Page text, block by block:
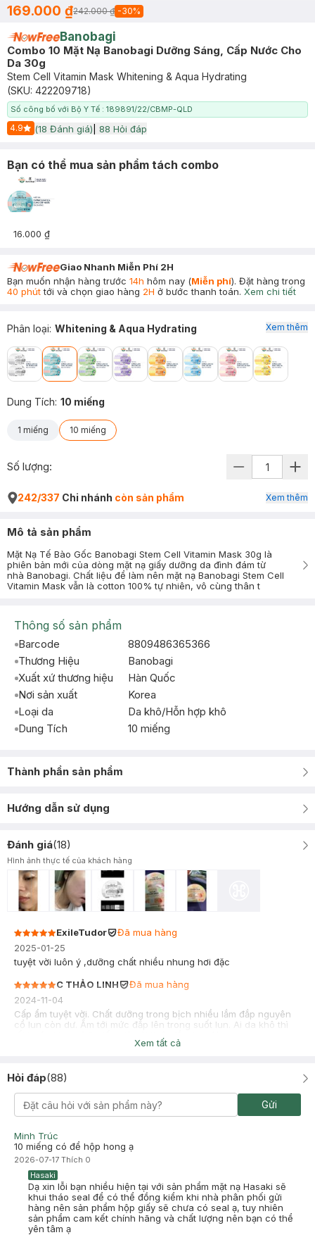
169.000 ₫242.000 ₫ -30%
Banobagi
Combo 10 Mặt Nạ Banobagi Dưỡng Sáng, Cấp Nước Cho
Da 30g
Stem Cell Vitamin Mask Whitening & Aqua Hydrating
(SKU: 422209718)
Số công bố với Bộ Y Tế : 189891/22/CBMP-QLD
4.9
Start Icon
(18 Đánh giá) 88 Hỏi đáp
Bạn có thể mua sản phẩm tách combo
16.000 ₫
Giao Nhanh Miễn Phí 2H
Bạn muốn nhận hàng trước 14h hôm nay (Miễn phí). Đặt hàng trong
40 phúttới và chọn giao hàng 2H ở bước thanh toán. Xem chi tiết
Phân loại: Whitening & Aqua Hydrating
Dung Tích: 10 miếng
1 miếng 10 miếng
Xem thêm
Số lượng:
242/337 Chi nhánh còn sản phẩm Xem thêm
Mô tả sản phẩm
Mặt Nạ Tế Bào Gốc Banobagi Stem Cell Vitamin Mask 30g là
phiên bản mới của dòng mặt nạ giấy dưỡng da đình đám từ
nhà Banobagi. Chất liệu để làm nên mặt nạ Banobagi Stem Cell
Vitamin Mask vẫn là cotton 100% tự nhiên, vô cùng thân t
Thông số sản phẩm
Barcode
8809486365366
Thương Hiệu
Banobagi
Xuất xứ thương hiệu
Hàn Quốc
Nơi sản xuất
Korea
Loại da
Da khô/Hỗn hợp khô
Dung Tích
10 miếng
Thành phần sản phẩm
Hướng dẫn sử dụng
Đánh giá(18)
Hình ảnh thực tế của khách hàng
ExileTudor
Đã mua hàng
2025-01-25
tuyệt vời luôn ý ,dưỡng chất nhiều nhung hơi đặc
C THẢO LINH
Đã mua hàng
2024-11-04
Cấp ẩm tuyệt vời. Chất dưỡng trong bịch nhiều lắm đắp nguyên
cổ lun còn dư. Ẩm tới mức đắp lên trong suốt lun. Ai da khô thì
Xem tất cả
Hỏi đáp(88)
Gửi
Minh Trúc
10 miếng có để hộp hong ạ
2026-07-17 Thích 0
Hasaki
Dạ xin lỗi bạn nhiều hiện tại với sản phẩm mặt nạ Hasaki sẽ
khui tháo seal để có thể đồng kiểm khi nhà phân phối gửi
hàng nên sản phẩm hộp giấy sẽ chưa có seal ạ, tuy nhiên
sản phẩm cam kết chính hãng và chất lượng nên bạn có thể
yên tâm ạ